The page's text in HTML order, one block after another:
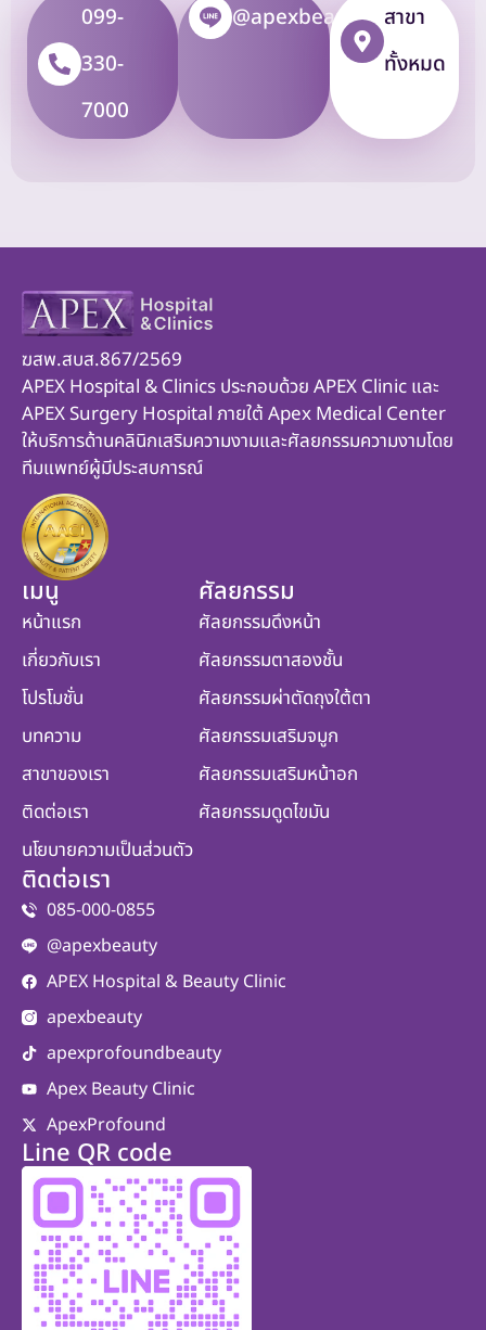
099-
330-
7000
@apexbeauty สาขา
ทั้งหมด
ฆสพ.สบส.867/2569
APEX Hospital & Clinics ประกอบด้วย APEX Clinic และ
APEX Surgery Hospital ภายใต้ Apex Medical Center
ให้บริการด้านคลินิกเสริมความงามและศัลยกรรมความงามโดย
ทีมแพทย์ผู้มีประสบการณ์
เมนู
หน้าแรก
เกี่ยวกับเรา
โปรโมชั่น
บทความ
สาขาของเรา
ติดต่อเรา
นโยบายความเป็นส่วนตัว
ศัลยกรรม
ศัลยกรรมดึงหน้า
ศัลยกรรมตาสองชั้น
ศัลยกรรมผ่าตัดถุงใต้ตา
ศัลยกรรมเสริมจมูก
ศัลยกรรมเสริมหน้าอก
ศัลยกรรมดูดไขมัน
ติดต่อเรา
085-000-0855
@apexbeauty
APEX Hospital & Beauty Clinic
apexbeauty
apexprofoundbeauty
Apex Beauty Clinic
ApexProfound
Line QR code